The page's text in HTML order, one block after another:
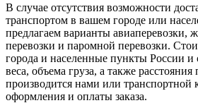
В случае отсутствия возможности
транспортом в вашем городе или
предлагаем варианты авиаперевозки,
перевозки и паромной перевозки.
города и населенные пункты России и
веса, объема груза, а также расстояния
производится нами или транспортной
оформления и оплаты заказа.